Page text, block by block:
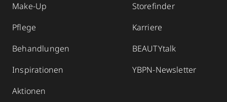
Make-Up
Pflege
Behandlungen
Inspirationen
Aktionen
Storefinder
Karriere
BEAUTYtalk
YBPN-Newsletter